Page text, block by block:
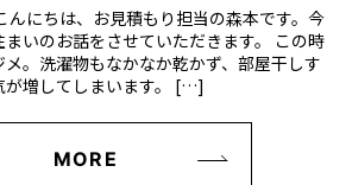
んにちは、お見積もり担当の森本です。今
いのお話をさせていただきます。 この時
。洗濯物もなかなか乾かず、部屋干しす
が増してしまいます。 […]
MORE